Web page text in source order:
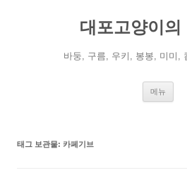
대포고양이의
바둥, 구름, 우키, 봉봉, 미미,
메뉴
태그 보관물: 카페기브